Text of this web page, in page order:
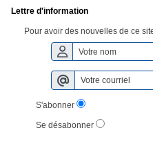
Lettre d'information
Pour avoir des nouvelles de ce
S'abonner
Se désabonner